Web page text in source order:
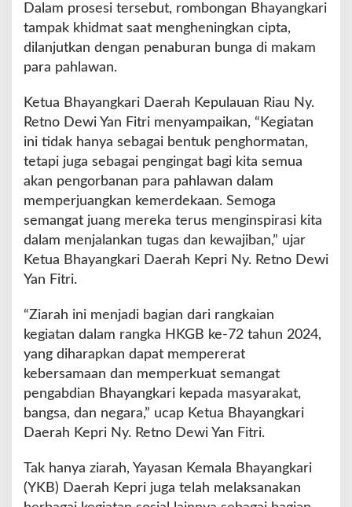
m
R
a
g
a
H
K
B
K
e
-
7
2
Dalam prosesi tersebut, rombongan Bhayangkari
tampak khidmat saat mengheningkan cipta,
dilanjutkan dengan penaburan bunga di makam
para pahlawan.
Ketua Bhayangkari Daerah Kepulauan Riau Ny.
Retno Dewi Yan Fitri menyampaikan, “Kegiatan
ini tidak hanya sebagai bentuk penghormatan,
tetapi juga sebagai pengingat bagi kita semua
akan pengorbanan para pahlawan dalam
memperjuangkan kemerdekaan. Semoga
semangat juang mereka terus menginspirasi kita
dalam menjalankan tugas dan kewajiban,” ujar
Ketua Bhayangkari Daerah Kepri Ny. Retno Dewi
Yan Fitri.
“Ziarah ini menjadi bagian dari rangkaian
kegiatan dalam rangka HKGB ke-72 tahun 2024,
yang diharapkan dapat mempererat
kebersamaan dan memperkuat semangat
pengabdian Bhayangkari kepada masyarakat,
bangsa, dan negara,” ucap Ketua Bhayangkari
Daerah Kepri Ny. Retno Dewi Yan Fitri.
Tak hanya ziarah, Yayasan Kemala Bhayangkari
(YKB) Daerah Kepri juga telah melaksanakan